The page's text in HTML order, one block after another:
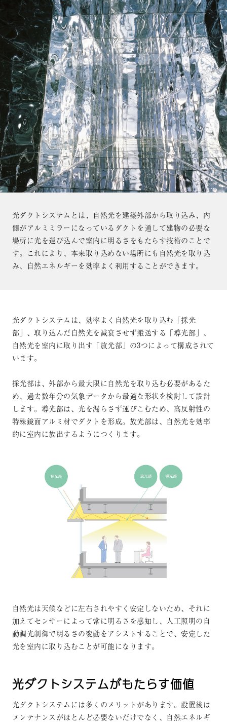
光ダクトシステムとは、自然光を建築外部から取り込み、内
側がアルミミラーになっているダクトを通して建物の必要な
場所に光を運び込んで室内に明るさをもたらす技術のことで
す。これにより、本来取り込めない場所にも自然光を取り込
み、自然エネルギーを効率よく利用することができます。
光ダクトシステムは、効率よく自然光を取り込む「採光
部」、取り込んだ自然光を減衰させず搬送する「導光部」、
自然光を室内に取り出す「放光部」の3つによって構成されて
います。
採光部は、外部から最大限に自然光を取り込む必要があるた
め、過去数年分の気象データから最適な形状を検討して設計
します。導光部は、光を漏らさず運びこむため、高反射性の
特殊鏡面アルミ材でダクトを形成。放光部は、自然光を効率
的に室内に放出するようにつくります。
自然光は天候などに左右されやすく安定しないため、それに
加えてセンサーによって常に明るさを感知し、人工照明の自
動調光制御で明るさの変動をアシストすることで、安定した
光を室内に取り込むことが可能になります。
光ダクトシステムがもたらす価値
光ダクトシステムには多くのメリットがあります。設置後は
メンテナンスがほとんど必要ないだけでなく、自然エネルギ